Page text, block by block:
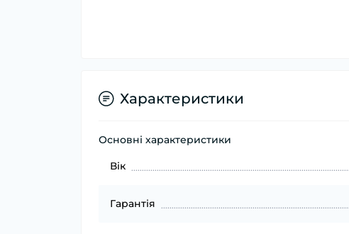
Характеристики
Основні характеристики
Вік
Гарантія